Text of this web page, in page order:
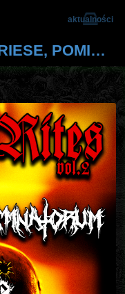
Savage Rites vol.2 [RIESE, POMIOT, DAMMNATORUM] 19.09.2025 Gdańsk, Pub Torpeda
aktualności